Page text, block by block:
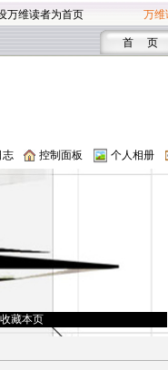
万维读者为首页 万维
首 页
志 控制面板 个人相册
收藏本页